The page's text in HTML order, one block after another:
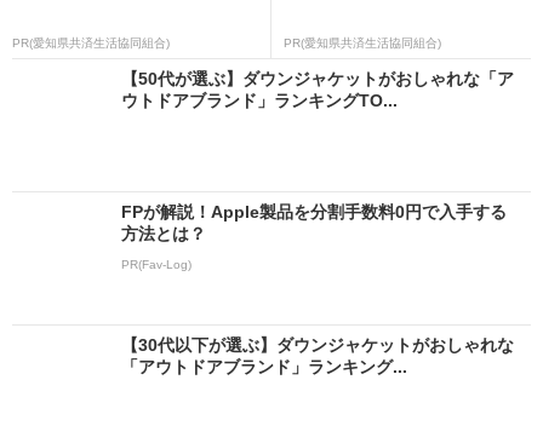
PR(愛知県共済生活協同組合) PR(愛知県共済生活協同組合)
【50代が選ぶ】ダウンジャケットがおしゃれな「ア
ウトドアブランド」ランキングTO...
FPが解説！Apple製品を分割手数料0円で入手する
方法とは？
PR(Fav-Log)
【30代以下が選ぶ】ダウンジャケットがおしゃれな
「アウトドアブランド」ランキング...